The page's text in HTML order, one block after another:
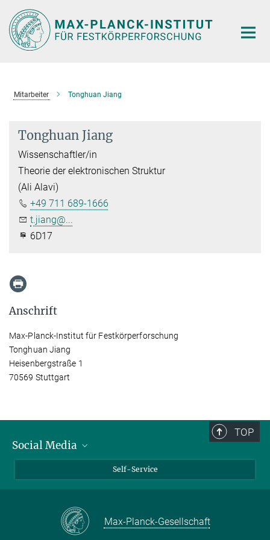
Hauptinhalt
Mitarbeiter Tonghuan Jiang
Tonghuan Jiang
Wissenschaftler/in
Theorie der elektronischen Struktur
(Ali Alavi)
+49 711 689-1666
t.jiang@...
6D17
Anschrift
Max-Planck-Institut für Festkörperforschung
Tonghuan Jiang
Heisenbergstraße 1
70569 Stuttgart
TOP
Social Media
Facebook
Self-Service
Max-Planck-Gesellschaft